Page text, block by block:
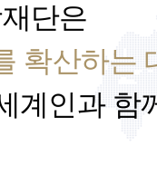
단은
확산하는
계인과 함